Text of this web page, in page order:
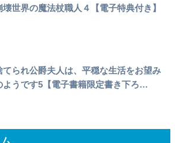
壊世界の魔法杖職人４【電子特典付き】
てられ公爵夫人は、平穏な生活をお望み
ようです5【電子書籍限定書き下ろ…